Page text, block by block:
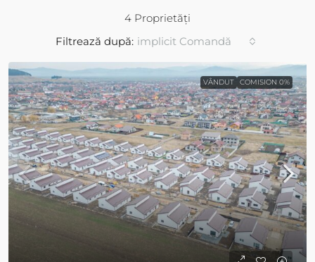
4 Proprietăți
Filtrează după: implicit Comandă
VÂNDUT COMISION 0%